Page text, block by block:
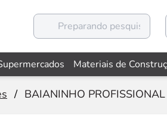
Materiais de
/ BAIANINHO